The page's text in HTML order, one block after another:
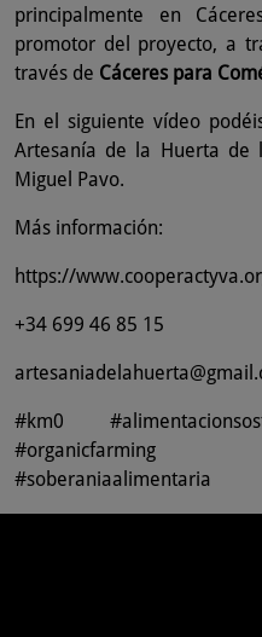
principalmente en
promotor del proyecto, a
través de Cáceres para
En el siguiente vídeo
Artesanía de la Huerta de
Miguel Pavo.
Más información:
https://
+34 699 46 85 15
#km0
#organicfarming
#soberaniaalimentaria